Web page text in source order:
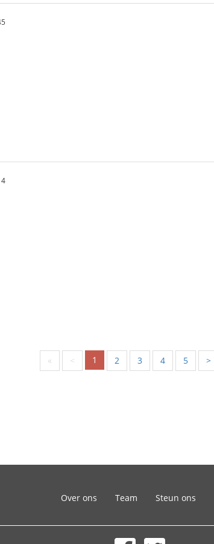
« < 1 2 3 4 5 >
Over ons Team Steun ons